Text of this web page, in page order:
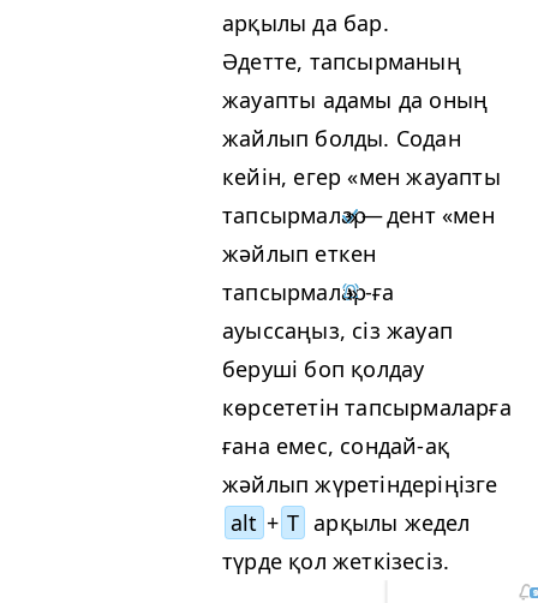
арқылы да бар.
Әдетте, тапсырманың
жауапты адамы да оның
жайлып болды. Содан
кейін, егер «мен жауапты
тапсырмалар» — дент «мен
жәйлып еткен
тапсырмалар» ‑ға
ауыссаңыз, сіз жауап
беруші боп қолдау
көрсететін тапсырмаларға
ғана емес, сондай-ақ
жәйлып жүретіндеріңізге
alt + T арқылы жедел
түрде қол жеткізесіз.